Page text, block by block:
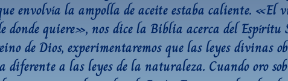
envolvía la ampolla de aceite estaba caliente. «El
donde quiere», nos dice la Biblia acerca del Espíritu
de Dios, experimentaremos que las leyes divinas
diferente a las leyes de la naturaleza. Cuando oro